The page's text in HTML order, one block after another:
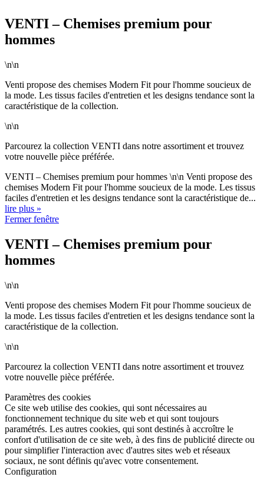
VENTI – Chemises premium pour
hommes
\n\n
Venti propose des chemises Modern Fit pour l'homme soucieux de
la mode. Les tissus faciles d'entretien et les designs tendance sont la
caractéristique de la collection.
\n\n
Parcourez la collection VENTI dans notre assortiment et trouvez
votre nouvelle pièce préférée.
VENTI – Chemises premium pour hommes \n\n Venti propose des
chemises Modern Fit pour l'homme soucieux de la mode. Les tissus
faciles d'entretien et les designs tendance sont la caractéristique de...
lire plus »
Fermer fenêtre
VENTI – Chemises premium pour
hommes
\n\n
Venti propose des chemises Modern Fit pour l'homme soucieux de
la mode. Les tissus faciles d'entretien et les designs tendance sont la
caractéristique de la collection.
\n\n
Parcourez la collection VENTI dans notre assortiment et trouvez
votre nouvelle pièce préférée.
Paramètres des cookies
Ce site web utilise des cookies, qui sont nécessaires au
fonctionnement technique du site web et qui sont toujours
paramétrés. Les autres cookies, qui sont destinés à accroître le
confort d'utilisation de ce site web, à des fins de publicité directe ou
pour simplifier l'interaction avec d'autres sites web et réseaux
sociaux, ne sont définis qu'avec votre consentement.
Configuration